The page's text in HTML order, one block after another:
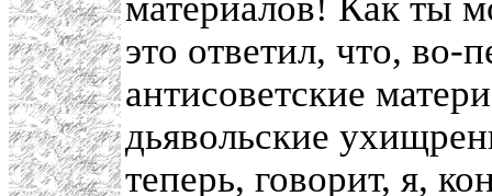
это ответил, что,
антисоветские
дьявольские
теперь, говорит, я,